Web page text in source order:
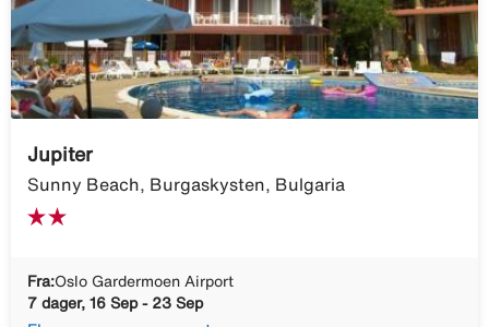
Jupiter
Sunny Beach, Burgaskysten, Bulgaria
Fra:Oslo Gardermoen Airport
7 dager, 16 Sep - 23 Sep